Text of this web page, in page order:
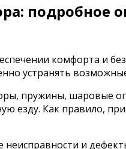
подробное
комфорта и
устранять
пружины, шаровые
езду. Как правило,
и